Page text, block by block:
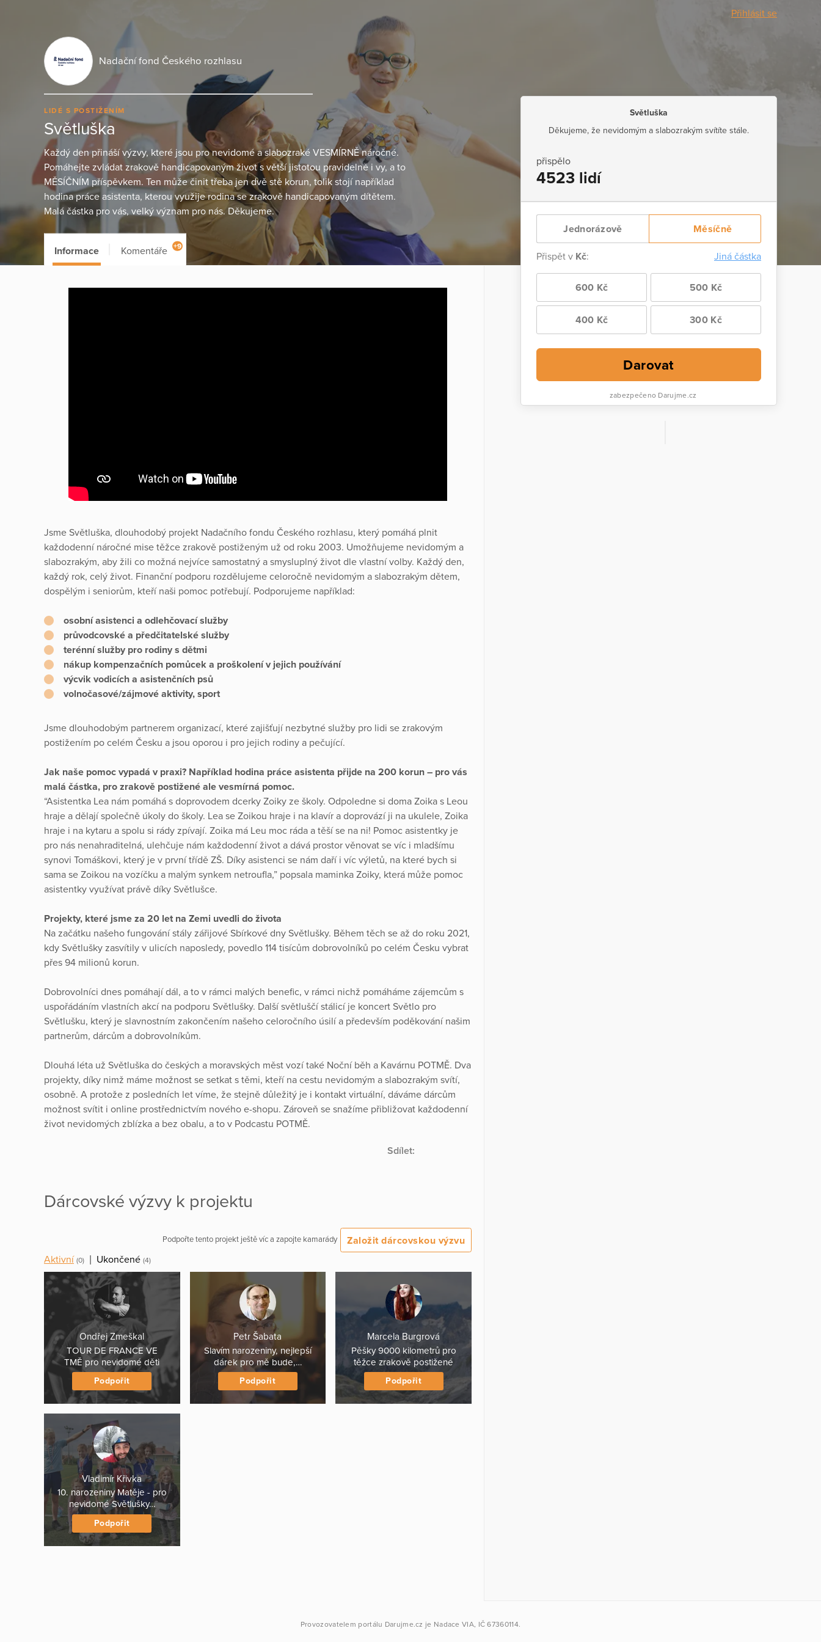
Přihlásit se
Nadační fond Českého rozhlasu
LIDÉ S POSTIŽENÍM
Světluška
Každý den přináší výzvy, které jsou pro nevidomé a slabozraké VESMÍRNĚ náročné.
Pomáhejte zvládat zrakově handicapovaným život s větší jistotou pravidelně i vy, a to
MĚSÍČNÍM příspěvkem. Ten může činit třeba jen dvě stě korun, tolik stojí například
hodina práce asistenta, kterou využije rodina se zrakově handicapovaným dítětem.
Malá částka pro vás, velký význam pro nás. Děkujeme.
Světluška
Děkujeme, že nevidomým a slabozrakým svítíte stále.
přispělo
4523 lidí
Jednorázově Měsíčně
Přispět v Kč: Jiná částka
600 Kč 500 Kč
400 Kč 300 Kč
Darovat
zabezpečeno Darujme.cz
Informace Komentáře +9
Jsme Světluška, dlouhodobý projekt Nadačního fondu Českého rozhlasu, který pomáhá plnit
každodenní náročné mise těžce zrakově postiženým už od roku 2003. Umožňujeme nevidomým a
slabozrakým, aby žili co možná nejvíce samostatný a smysluplný život dle vlastní volby. Každý den,
každý rok, celý život. Finanční podporu rozdělujeme celoročně nevidomým a slabozrakým dětem,
dospělým i seniorům, kteří naši pomoc potřebují. Podporujeme například:
osobní asistenci a odlehčovací služby
průvodcovské a předčitatelské služby
terénní služby pro rodiny s dětmi
nákup kompenzačních pomůcek a proškolení v jejich používání
výcvik vodicích a asistenčních psů
volnočasové/zájmové aktivity, sport
Jsme dlouhodobým partnerem organizací, které zajišťují nezbytné služby pro lidi se zrakovým
postižením po celém Česku a jsou oporou i pro jejich rodiny a pečující.
Jak naše pomoc vypadá v praxi? Například hodina práce asistenta přijde na 200 korun – pro vás
malá částka, pro zrakově postižené ale vesmírná pomoc.
“Asistentka Lea nám pomáhá s doprovodem dcerky Zoiky ze školy. Odpoledne si doma Zoika s Leou
hraje a dělají společně úkoly do školy. Lea se Zoikou hraje i na klavír a doprovází ji na ukulele, Zoika
hraje i na kytaru a spolu si rády zpívají. Zoika má Leu moc ráda a těší se na ni! Pomoc asistentky je
pro nás nenahraditelná, ulehčuje nám každodenní život a dává prostor věnovat se víc i mladšímu
synovi Tomáškovi, který je v první třídě ZŠ. Díky asistenci se nám daří i víc výletů, na které bych si
sama se Zoikou na vozíčku a malým synkem netroufla,” popsala maminka Zoiky, která může pomoc
asistentky využívat právě díky Světlušce.
Projekty, které jsme za 20 let na Zemi uvedli do života
Na začátku našeho fungování stály zářijové Sbírkové dny Světlušky. Během těch se až do roku 2021,
kdy Světlušky zasvítily v ulicích naposledy, povedlo 114 tisícům dobrovolníků po celém Česku vybrat
přes 94 milionů korun.
Dobrovolníci dnes pomáhají dál, a to v rámci malých benefic, v rámci nichž pomáháme zájemcům s
uspořádáním vlastních akcí na podporu Světlušky. Další světluščí stálicí je koncert Světlo pro
Světlušku, který je slavnostním zakončením našeho celoročního úsilí a především poděkování našim
partnerům, dárcům a dobrovolníkům.
Dlouhá léta už Světluška do českých a moravských měst vozí také Noční běh a Kavárnu POTMĚ. Dva
projekty, díky nimž máme možnost se setkat s těmi, kteří na cestu nevidomým a slabozrakým svítí,
osobně. A protože z posledních let víme, že stejně důležitý je i kontakt virtuální, dáváme dárcům
možnost svítit i online prostřednictvím nového e-shopu. Zároveň se snažíme přibližovat každodenní
život nevidomých zblízka a bez obalu, a to v Podcastu POTMĚ.
Sdílet:
Dárcovské výzvy k projektu
Podpořte tento projekt ještě víc a zapojte kamarády
Založit dárcovskou výzvu
Aktivní (0) | Ukončené (4)
Ondřej Zmeškal
TOUR DE FRANCE VE
TMĚ pro nevidomé děti
Podpořit
Petr Šabata
Slavím narozeniny, nejlepší
dárek pro mě bude,…
Podpořit
Marcela Burgrová
Pěšky 9000 kilometrů pro
těžce zrakově postižené
Podpořit
Vladimír Křivka
10. narozeniny Matěje - pro
nevidomé Světlušky…
Podpořit
Provozovatelem portálu Darujme.cz je Nadace VIA, IČ 67360114.